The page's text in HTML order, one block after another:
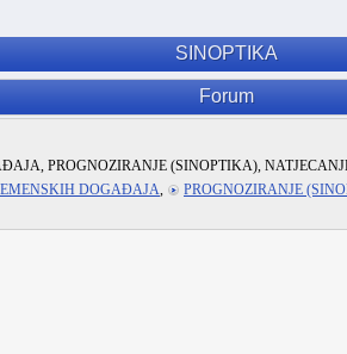
SINOPTIKA
Forum
PROGNOZIRANJE (SINOPTIKA),
DOGAĐAJA, PROGNOZIRANJE